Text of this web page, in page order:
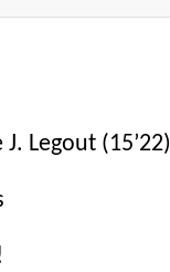
Legout (15’22)